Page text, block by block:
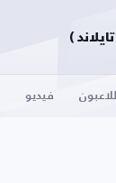
اللاعبون فيديو